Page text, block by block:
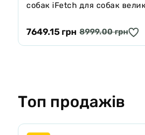
собак iFetch для собак великих
7649.15 грн 8999.00 грн
Топ продажів